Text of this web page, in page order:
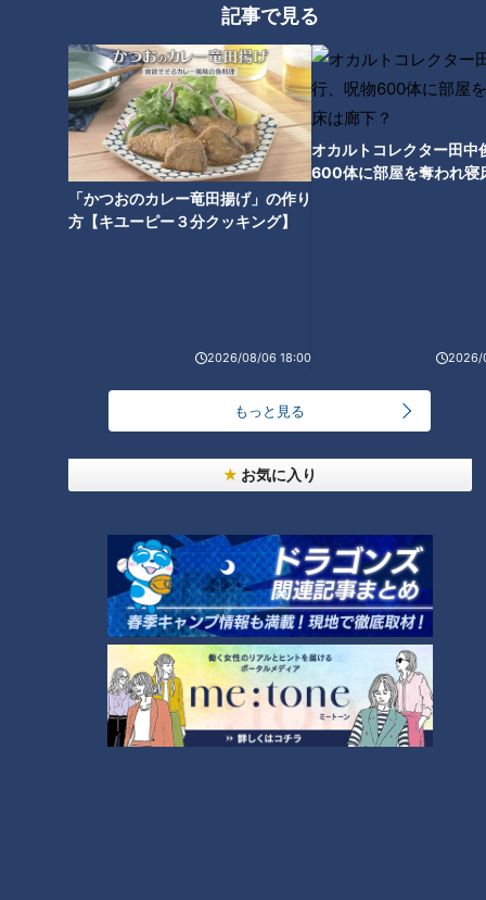
記事で見る
「かつおのカレー竜田揚げ」の作り
方【キユーピー３分クッキング】
2026/08/06 18:00
オカルトコレクター田中
600体に部屋を奪われ寝
2026/
もっと見る
お気に入り
ピーマンの肉詰めはパリパリ食感を残す“蒸し焼
き”がポイント！
続いて出会ったのは、バターやピーマンなどを買った女性で
（三輪幸子さん）
「きのう残ったひき肉を（ピーマンに）詰めてバター焼き」
ピーマンの食感をうまく残す技を使って作ると聞き、お宅にお
邪魔しました。三輪さんは夫と息子の3人家族。お邪魔した日
は、お友達が遊びに来ていました。
ピーマンの肉詰めは、前日につくったハンバーグのタネの残り